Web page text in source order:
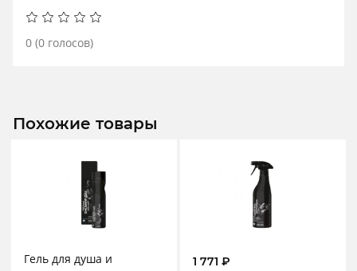
0 (0 голосов)
Похожие товары
Гель для душа и
1 771 ₽